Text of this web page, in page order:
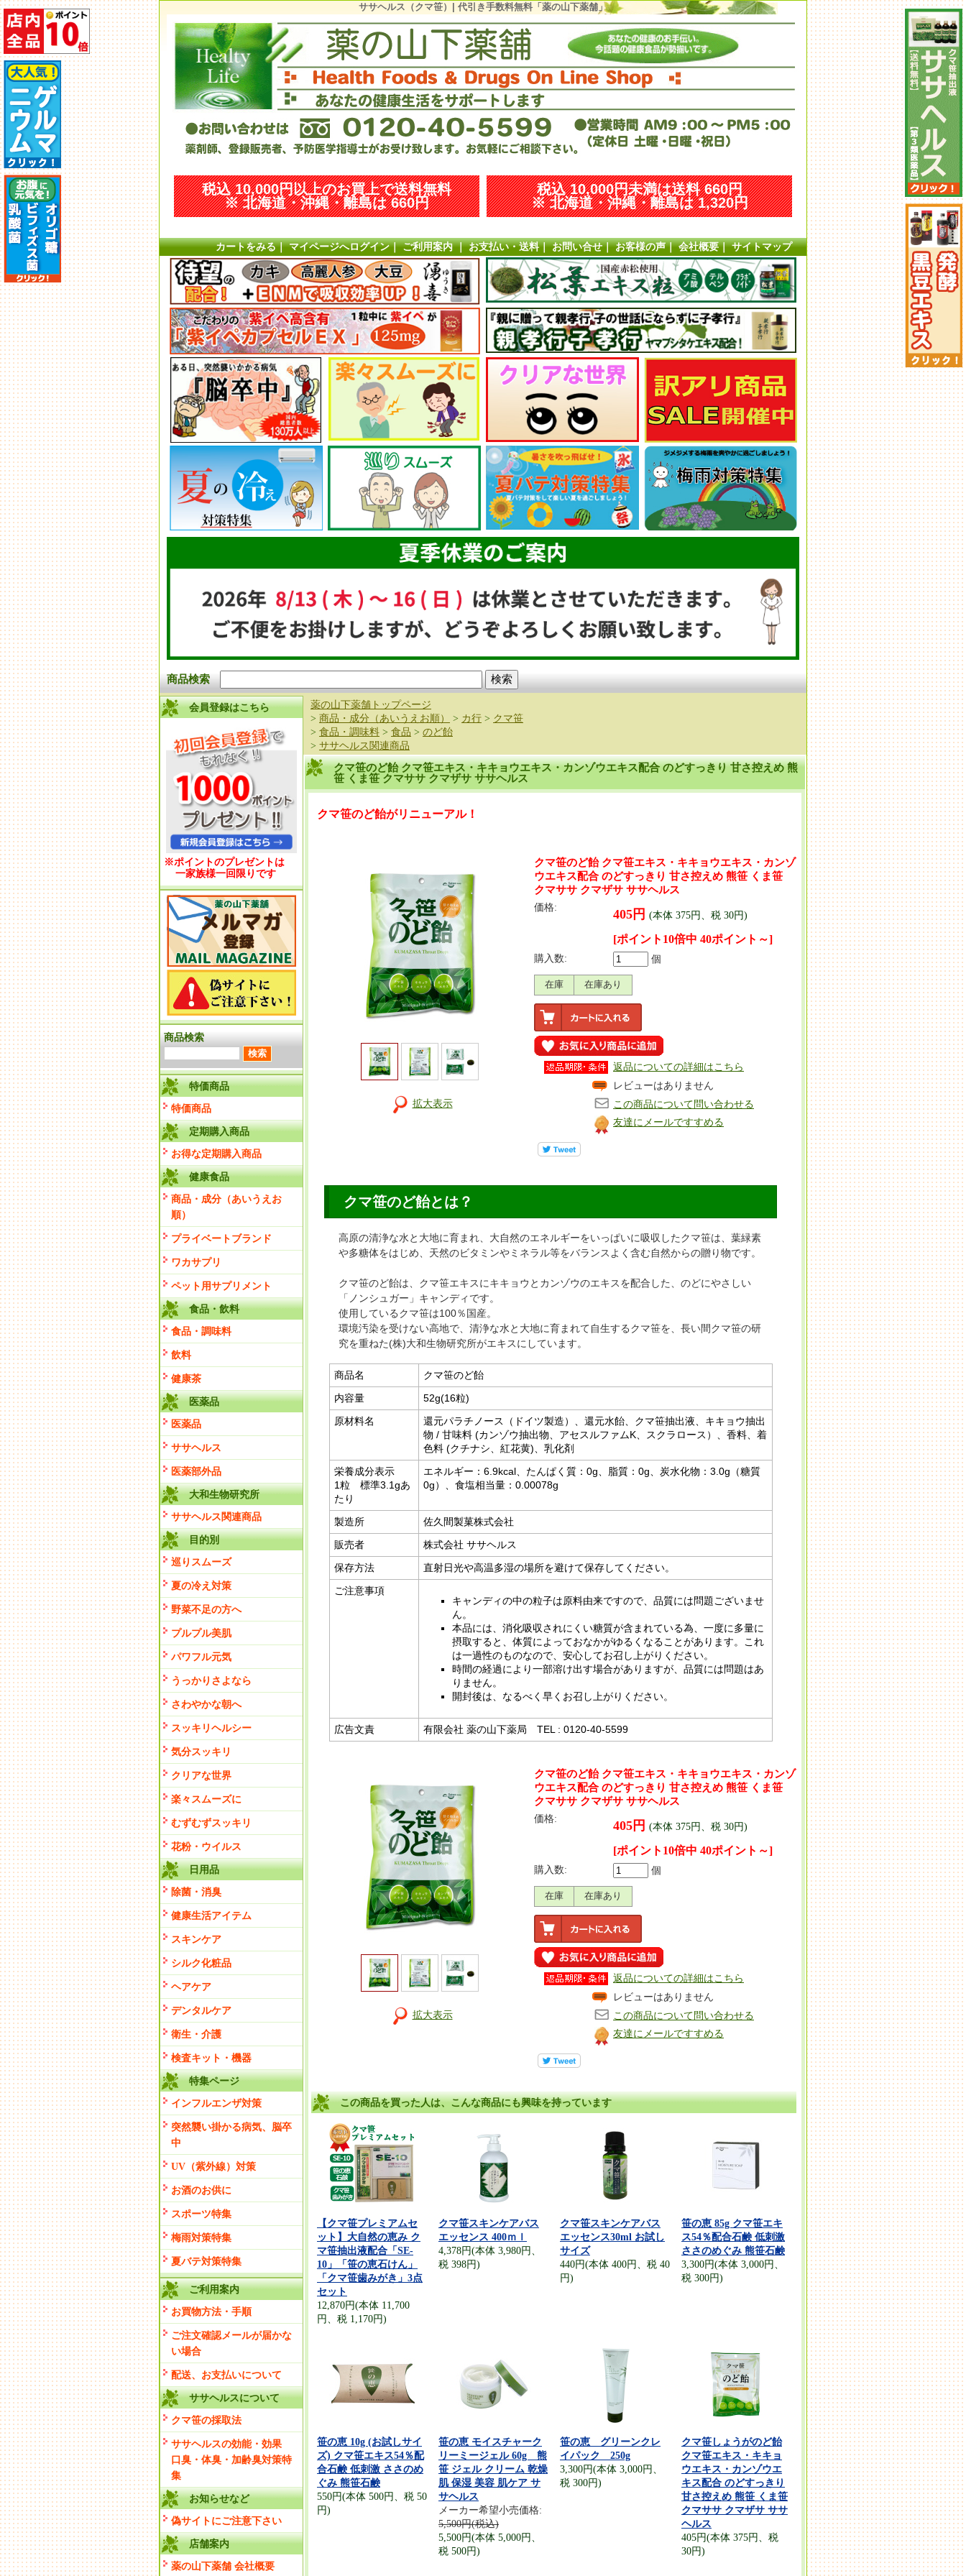
ササヘルス（クマ笹）| 代引き手数料無料「薬の山下薬舗」
税込 10,000円以上のお買上で送料無料
※ 北海道・沖縄・離島は 660円
税込 10,000円未満は送料 660円
※ 北海道・沖縄・離島は 1,320円
カートをみる｜マイページへログイン｜ご利用案内｜お支払い・送料｜お問い合せ｜お客様の声｜会社概要｜サイトマップ
商品検索
会員登録はこちら
※ポイントのプレゼントは
一家族様一回限りです
商品検索
特価商品
特価商品
定期購入商品
お得な定期購入商品
健康食品
商品・成分（あいうえお
順）
プライベートブランド
ワカサプリ
ペット用サプリメント
食品・飲料
食品・調味料
飲料
健康茶
医薬品
医薬品
ササヘルス
医薬部外品
大和生物研究所
ササヘルス関連商品
目的別
巡りスムーズ
夏の冷え対策
野菜不足の方へ
プルプル美肌
パワフル元気
うっかりさよなら
さわやかな朝へ
スッキリヘルシー
気分スッキリ
クリアな世界
楽々スムーズに
むずむずスッキリ
花粉・ウイルス
日用品
除菌・消臭
健康生活アイテム
スキンケア
シルク化粧品
ヘアケア
デンタルケア
衛生・介護
検査キット・機器
特集ページ
インフルエンザ対策
突然襲い掛かる病気、脳卒
中
UV（紫外線）対策
お酒のお供に
スポーツ特集
梅雨対策特集
夏バテ対策特集
ご利用案内
お買物方法・手順
ご注文確認メールが届かな
い場合
配送、お支払いについて
ササヘルスについて
クマ笹の採取法
ササヘルスの効能・効果
口臭・体臭・加齢臭対策特
集
お知らせなど
偽サイトにご注意下さい
店舗案内
薬の山下薬舗 会社概要
薬の山下薬舗トップページ
> 商品・成分（あいうえお順） > カ行 > クマ笹
> 食品・調味料 > 食品 > のど飴
> ササヘルス関連商品
クマ笹のど飴 クマ笹エキス・キキョウエキス・カンゾウエキス配合 のどすっきり 甘さ控えめ 熊
笹 くま笹 クマササ クマザサ ササヘルス
クマ笹のど飴がリニューアル！
拡大表示
クマ笹のど飴 クマ笹エキス・キキョウエキス・カンゾ
ウエキス配合 のどすっきり 甘さ控えめ 熊笹 くま笹
クマササ クマザサ ササヘルス
価格: 405円 (本体 375円、税 30円)
[ポイント10倍中 40ポイント～]
購入数: 個
在庫 在庫あり
返品についての詳細はこちら
レビューはありません
この商品について問い合わせる
友達にメールですすめる
クマ笹のど飴とは？
高原の清浄な水と大地に育まれ、大自然のエネルギーをいっぱいに吸収したクマ笹は、葉緑素
や多糖体をはじめ、天然のビタミンやミネラル等をバランスよく含む自然からの贈り物です。
クマ笹のど飴は、クマ笹エキスにキキョウとカンゾウのエキスを配合した、のどにやさしい
「ノンシュガー」キャンディです。
使用しているクマ笹は100％国産。
環境汚染を受けない高地で、清浄な水と大地に育まれて自生するクマ笹を、長い間クマ笹の研
究を重ねた(株)大和生物研究所がエキスにしています。
商品名
クマ笹のど飴
内容量
52g(16粒)
原材料名
還元パラチノース（ドイツ製造）、還元水飴、クマ笹抽出液、キキョウ抽出
物 / 甘味料 (カンゾウ抽出物、アセスルファムK、スクラロース）、香料、着
色料 (クチナシ、紅花黄)、乳化剤
栄養成分表示
1粒 標準3.1gあ
たり
エネルギー：6.9kcal、たんぱく質：0g、脂質：0g、炭水化物：3.0g（糖質
0g）、食塩相当量：0.00078g
製造所
佐久間製菓株式会社
販売者
株式会社 ササヘルス
保存方法
直射日光や高温多湿の場所を避けて保存してください。
ご注意事項
キャンディの中の粒子は原料由来ですので、品質には問題ございませ
ん。
本品には、消化吸収されにくい糖質が含まれている為、一度に多量に
摂取すると、体質によっておなかがゆるくなることがあります。これ
は一過性のものなので、安心してお召し上がりください。
時間の経過により一部溶け出す場合がありますが、品質には問題はあ
りません。
開封後は、なるべく早くお召し上がりください。
広告文責 有限会社 薬の山下薬局 TEL : 0120-40-5599
拡大表示
クマ笹のど飴 クマ笹エキス・キキョウエキス・カンゾ
ウエキス配合 のどすっきり 甘さ控えめ 熊笹 くま笹
クマササ クマザサ ササヘルス
価格: 405円 (本体 375円、税 30円)
[ポイント10倍中 40ポイント～]
購入数: 個
在庫 在庫あり
返品についての詳細はこちら
レビューはありません
この商品について問い合わせる
友達にメールですすめる
この商品を買った人は、こんな商品にも興味を持っています
【クマ笹プレミアムセ
ット】大自然の恵み ク
マ笹抽出液配合「SE-
10」「笹の恵石けん」
「クマ笹歯みがき」3点
セット
12,870円(本体 11,700
円、税 1,170円)
クマ笹スキンケアバス
エッセンス 400ｍｌ
4,378円(本体 3,980円、
税 398円)
クマ笹スキンケアバス
エッセンス30ml お試し
サイズ
440円(本体 400円、税 40
円)
笹の恵 85g クマ笹エキ
ス54％配合石鹸 低刺激
ささのめぐみ 熊笹石鹸
3,300円(本体 3,000円、
税 300円)
笹の恵 10g (お試しサイ
ズ) クマ笹エキス54％配
合石鹸 低刺激 ささのめ
ぐみ 熊笹石鹸
550円(本体 500円、税 50
円)
笹の恵 モイスチャーク
リーミージェル 60g 熊
笹 ジェル クリーム 乾燥
肌 保湿 美容 肌ケア サ
サヘルス
メーカー希望小売価格:
5,500円(税込)
5,500円(本体 5,000円、
税 500円)
笹の恵 グリーンクレ
イパック 250g
3,300円(本体 3,000円、
税 300円)
クマ笹しょうがのど飴
クマ笹エキス・キキョ
ウエキス・カンゾウエ
キス配合 のどすっきり
甘さ控えめ 熊笹 くま笹
クマササ クマザサ ササ
ヘルス
405円(本体 375円、税
30円)